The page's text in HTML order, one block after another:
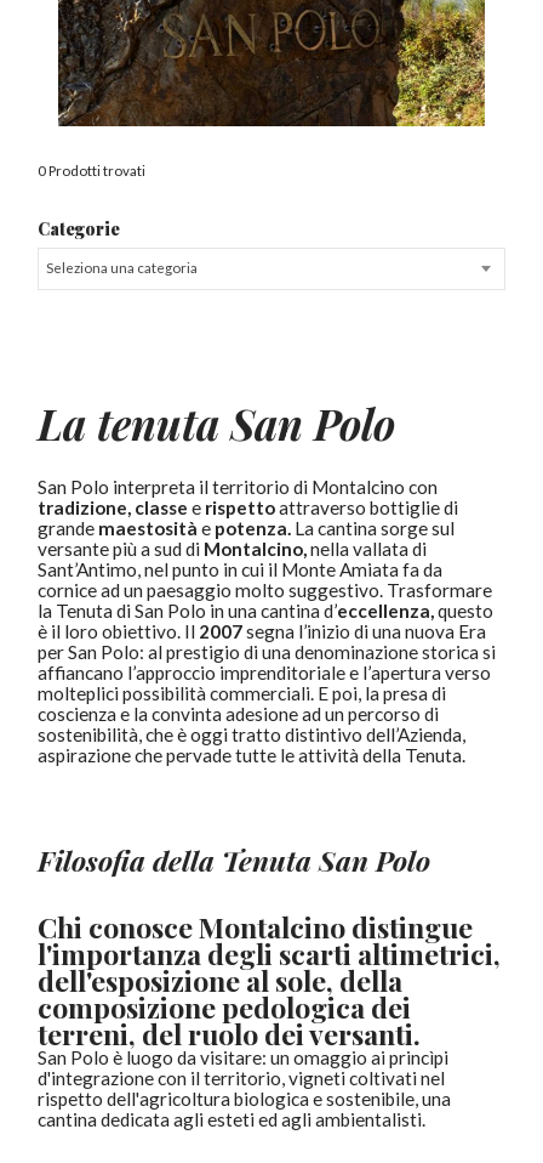
0 Prodotti trovati
Categorie
Seleziona una categoria
La tenuta San Polo
San Polo interpreta il territorio di Montalcino con
tradizione, classe e rispettoattraverso bottiglie di
grande maestosità e potenza. La cantina sorge sul
versante più a sud di Montalcino,nella vallata di
Sant’Antimo, nel punto in cui il Monte Amiata fa da
cornice ad un paesaggio molto suggestivo. Trasformare
la Tenuta di San Polo in una cantina d’eccellenza,questo
è il loro obiettivo. Il 2007segna l’inizio di una nuova Era
per San Polo: al prestigio di una denominazione storica si
affiancano l’approccio imprenditoriale e l’apertura verso
molteplici possibilità commerciali. E poi, la presa di
coscienza e la convinta adesione ad un percorso di
sostenibilità, che è oggi tratto distintivo dell’Azienda,
aspirazione che pervade tutte le attività della Tenuta.
Filosofia della Tenuta San Polo
Chi conosce Montalcino distingue
l'importanza degli scarti altimetrici,
dell'esposizione al sole, della
composizione pedologica dei
terreni, del ruolo dei versanti.
San Polo è luogo da visitare: un omaggio ai princìpi
d'integrazione con il territorio, vigneti coltivati nel
rispetto dell'agricoltura biologica e sostenibile, una
cantina dedicata agli esteti ed agli ambientalisti.